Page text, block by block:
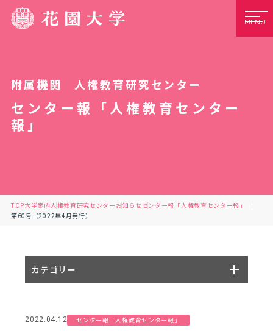
MENU
附属機関 人権教育研究センター
センター報「人権教育センター
報」
TOP大学案内人権教育研究センター お知らせセンター報「人権教育センター報」
第60号（2022年4月発行）
2022.04.12 センター報「人権教育センター報」
カテゴリー